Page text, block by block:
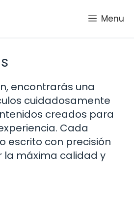
Menu
encontrarás una
cuidadosamente
creados para
Cada
escrito con precisión
la máxima calidad y